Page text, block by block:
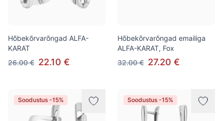
Hõbekõrvarõngad ALFA-
KARAT
26.00 € 22.10 €
Hõbekõrvarõngad emailiga
ALFA-KARAT, Fox
32.00 € 27.20 €
Soodustus -15% Soodustus -15%